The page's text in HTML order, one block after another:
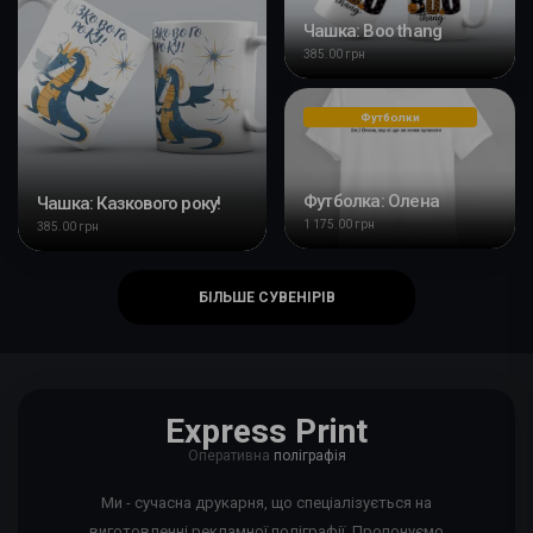
Чашка: Казкового року!
385.00 грн
Чашка: Boo thang
385.00 грн
Футболки
Футболка: Олена
1 175.00 грн
БІЛЬШЕ СУВЕНІРІВ
Express Print
Оперативна поліграфія
Ми - сучасна друкарня, що спеціалізується на